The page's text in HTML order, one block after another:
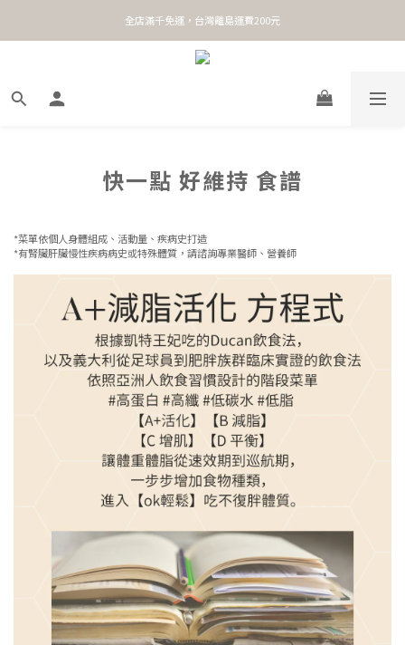
全店滿千免運，台灣離島運費200元
快一點 好維持 食譜
*菜單依個人身體組成、活動量、疾病史打造
*有腎臟肝臟慢性疾病病史或特殊體質，請諮詢專業醫師、營養師